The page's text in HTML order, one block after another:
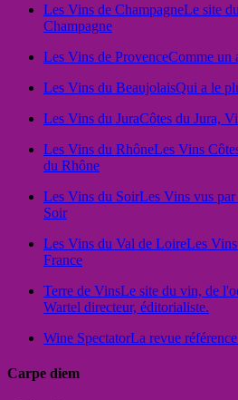
Les Vins de ChampagneLe site
Champagne
Les Vins de ProvenceComme un
Les Vins du BeaujolaisQui a le
Les Vins du JuraCôtes du Jura,
Les Vins du RhôneLes Vins
du Rhône
Les Vins du SoirLes Vins vus
Soir
Les Vins du Val de LoireLes
France
Terre de VinsLe site du vin, de
Wartel directeur, éditorialiste.
Wine SpectatorLa revue
Carpe diem